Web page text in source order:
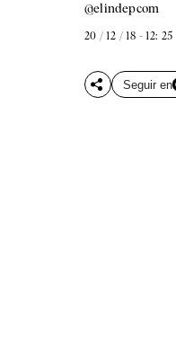
@elindepcom
20 / 12 / 18 - 12: 25
Seguir en